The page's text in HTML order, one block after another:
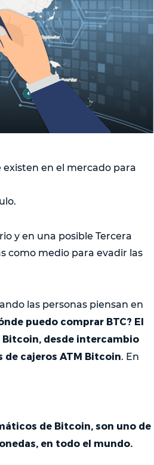
existen en el mercado para
y en una posible Tercera
como medio para evadir las
las personas piensan en
puedo comprar BTC? El
desde intercambio
de cajeros ATM Bitcoin. En
de Bitcoin, son uno de
en todo el mundo.